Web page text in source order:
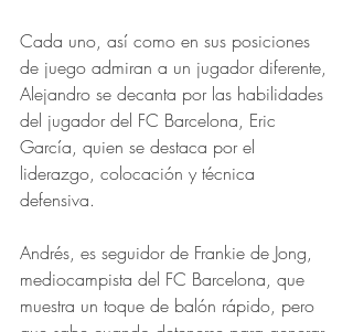
Cada uno, así como en sus posiciones
de juego admiran a un jugador diferente,
Alejandro se decanta por las habilidades
del jugador del FC Barcelona, Eric
García, quien se destaca por el
liderazgo, colocación y técnica
defensiva.
Andrés, es seguidor de Frankie de Jong,
mediocampista del FC Barcelona, que
muestra un toque de balón rápido, pero